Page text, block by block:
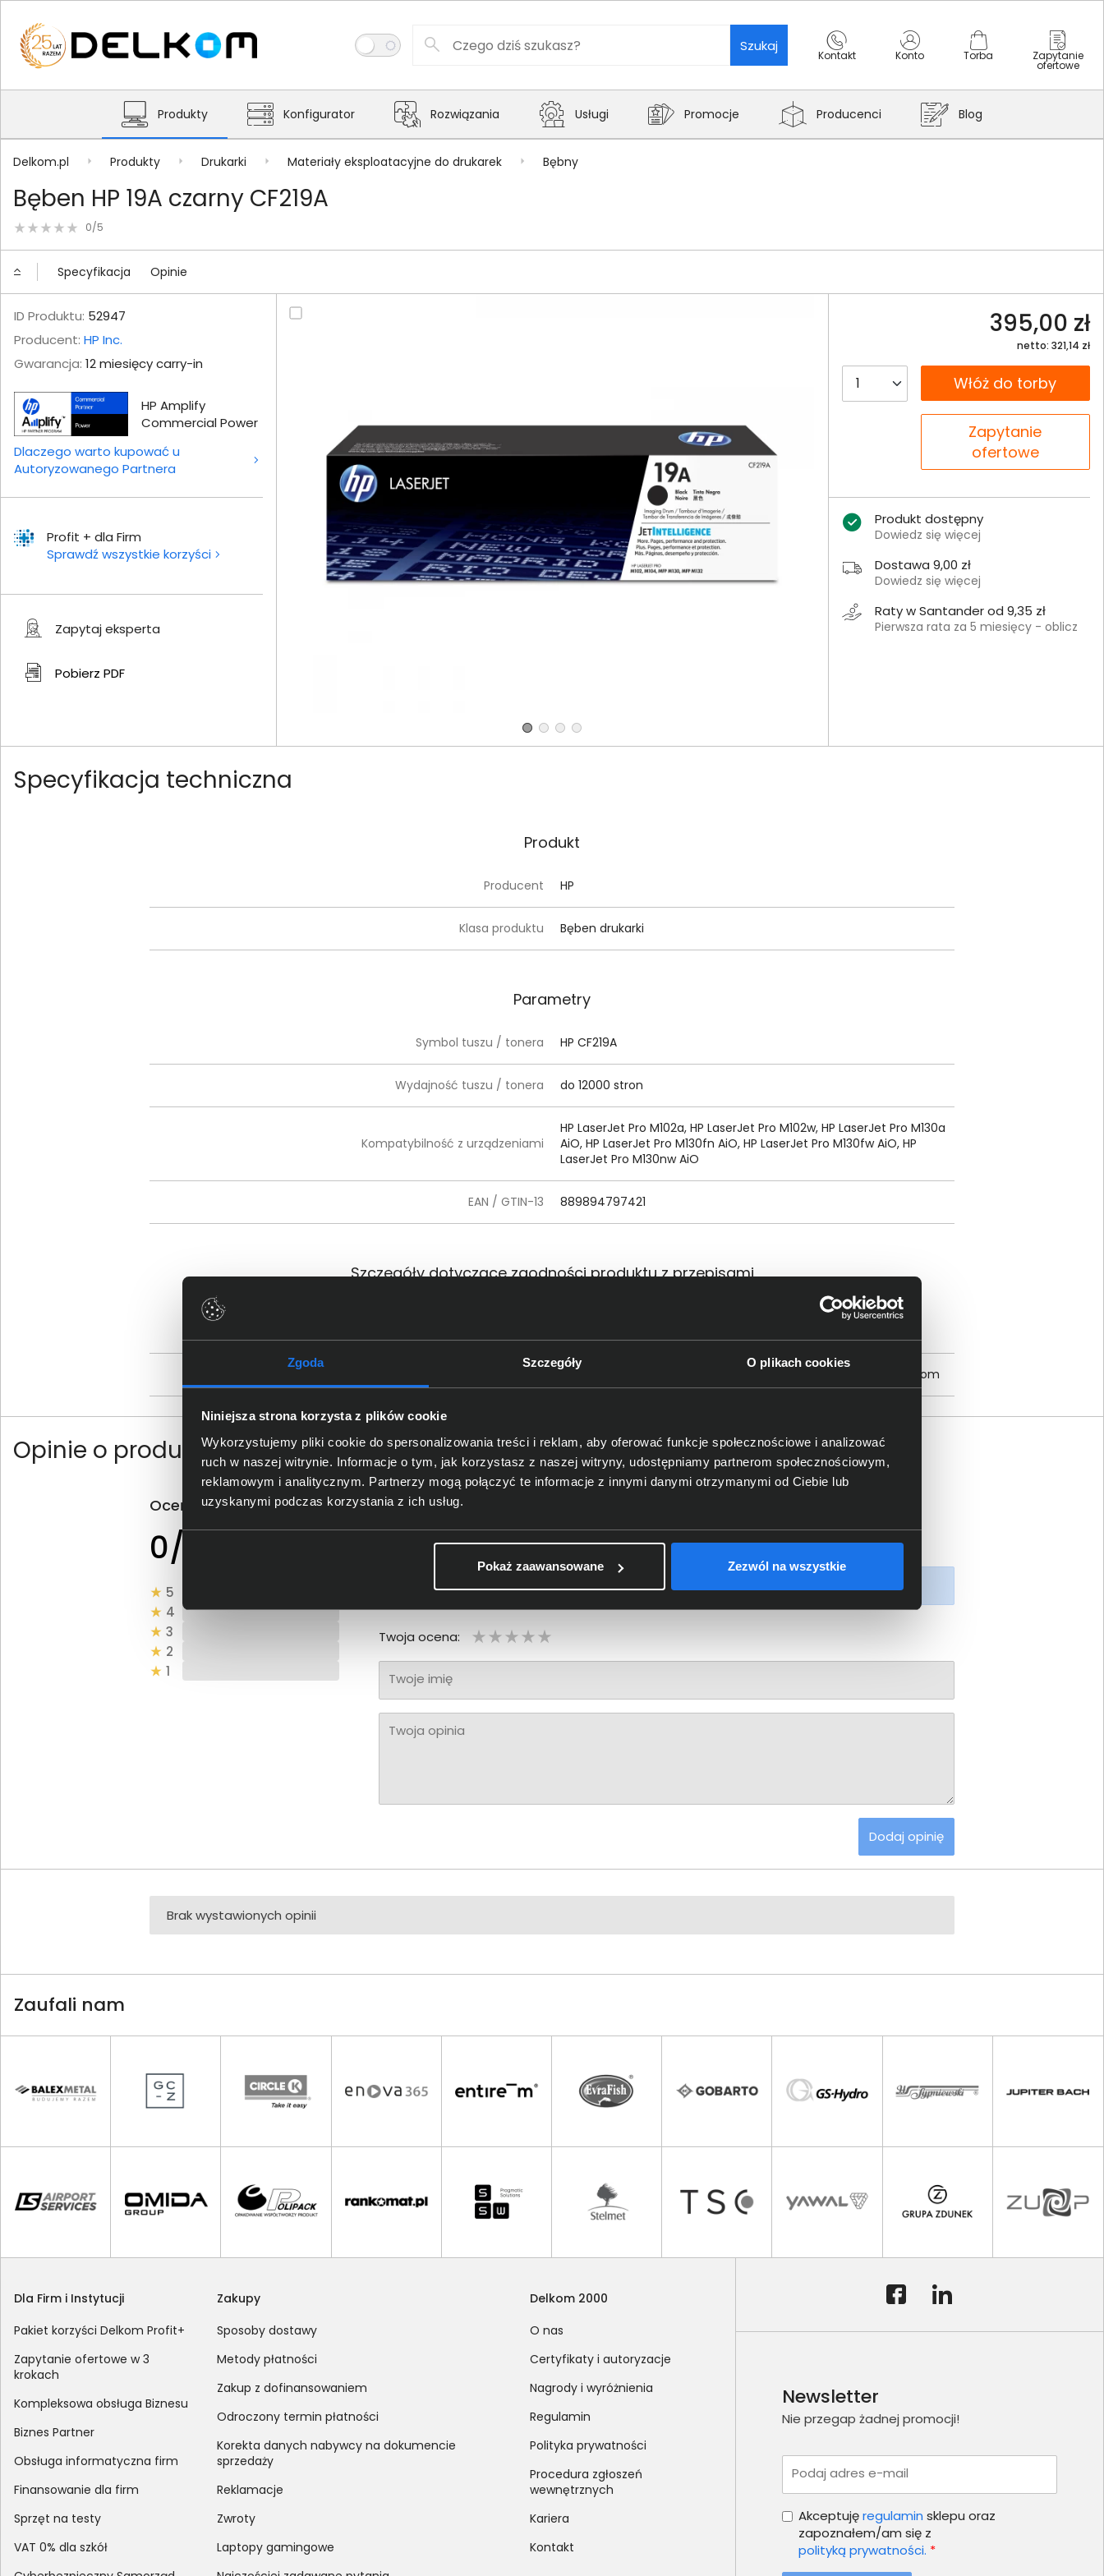
Zgoda Szczegóły O plikach cookies
Niniejsza strona korzysta z plików cookie
Wykorzystujemy pliki cookie do spersonalizowania treści i reklam, aby oferować funkcje społecznościowe i analizować
ruch w naszej witrynie. Informacje o tym, jak korzystasz z naszej witryny, udostępniamy partnerom społecznościowym,
reklamowym i analitycznym. Partnerzy mogą połączyć te informacje z innymi danymi otrzymanymi od Ciebie lub
uzyskanymi podczas korzystania z ich usług.
Pokaż zaawansowane Zezwól na wszystkie
Szukaj
Kontakt Konto Torba Zapytanie
ofertowe
Produkty Konfigurator Rozwiązania Usługi Promocje Producenci Blog
Delkom.pl Produkty Drukarki Materiały eksploatacyjne do drukarek Bębny
Bęben HP 19A czarny CF219A
0/5
Specyfikacja Opinie
ID Produktu: 52947
Producent: HP Inc.
Gwarancja: 12 miesięcy carry-in
HP Amplify
Commercial Power
Dlaczego warto kupować u
Autoryzowanego Partnera
Profit + dla Firm
Sprawdź wszystkie korzyści
Zapytaj eksperta
Pobierz PDF
395,00 zł
netto: 321,14 zł
__B2C.PRODUCT.QUANTITY
__B2C.PRODUCT.QUANTITY
Włóż do torby
Zapytanie
ofertowe
Produkt dostępny
Dowiedz się więcej
Dostawa 9,00 zł
Dowiedz się więcej
Raty w Santander od 9,35 zł
Pierwsza rata za 5 miesięcy - oblicz
Specyfikacja techniczna
Produkt
Producent HP
Klasa produktu Bęben drukarki
Parametry
Symbol tuszu / tonera HP CF219A
Wydajność tuszu / tonera do 12000 stron
Kompatybilność z urządzeniami
HP LaserJet Pro M102a, HP LaserJet Pro M102w, HP LaserJet Pro M130a
AiO, HP LaserJet Pro M130fn AiO, HP LaserJet Pro M130fw AiO, HP
LaserJet Pro M130nw AiO
EAN / GTIN-13 889894797421
Szczegóły dotyczące zgodności produktu z przepisami
HP Inc.; 1501 Page Mill Road, Palo Alto, CA 94304, United States;
HP REG 23010; 08028 Barcelona, Spain; Email contact: reg@hp.com
Opinie o produkcie
Oceń produkt
0/5 0 - ilość opinii o
5
4
3
2
1
Bądź pierwszy! - zaloguj się na swoje konto i oceń zakupiony produkt.
Twoja ocena:
Twoje imię
Twoja opinia
Dodaj opinię
Brak wystawionych opinii
Zaufali nam
Dla Firm i Instytucji
Pakiet korzyści Delkom Profit+
Zapytanie ofertowe w 3
krokach
Kompleksowa obsługa Biznesu
Biznes Partner
Obsługa informatyczna firm
Finansowanie dla firm
Sprzęt na testy
VAT 0% dla szkół
Zakupy
Sposoby dostawy
Metody płatności
Zakup z dofinansowaniem
Odroczony termin płatności
Korekta danych nabywcy na dokumencie
sprzedaży
Reklamacje
Zwroty
Laptopy gamingowe
Delkom 2000
O nas
Certyfikaty i autoryzacje
Nagrody i wyróżnienia
Regulamin
Polityka prywatności
Procedura zgłoszeń
wewnętrznych
Kariera
Kontakt
Newsletter
Nie przegap żadnej promocji!
Podaj adres e-mail
Akceptujęregulamin sklepu oraz
zapoznałem/am się z
polityką prywatności. *